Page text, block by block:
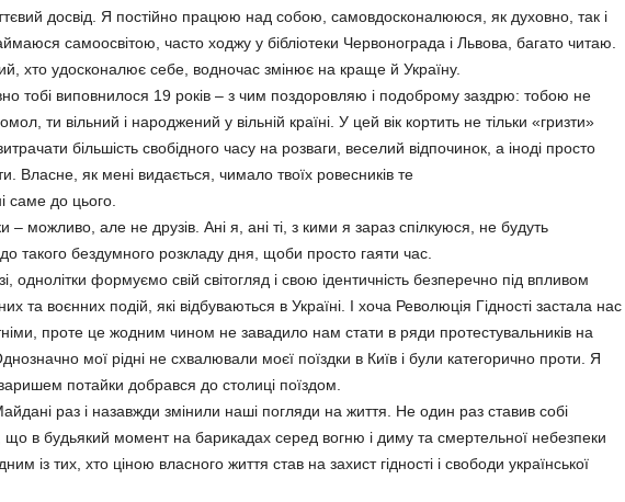
досвід. Я постійно працюю над собою, самовдосконалююся, як духовно, так і
самоосвітою, часто ходжу у бібліотеки Червонограда і Львова, багато читаю.
хто удосконалює себе, водночас змінює на краще й Україну.
тобі виповнилося 19 років – з чим поздоровляю і подоброму заздрю: тобою не
ти вільний і народжений у вільній країні. У цей вік кортить не тільки «гризти»
більшість свобідного часу на розваги, веселий відпочинок, а іноді просто
Власне, як мені видається, чимало твоїх ровесників те
саме до цього.
– можливо, але не друзів. Ані я, ані ті, з кими я зараз спілкуюся, не будуть
такого бездумного розкладу дня, щоби просто гаяти час.
однолітки формуємо свій світогляд і свою ідентичність безперечно під впливом
та воєнних подій, які відбуваються в Україні. І хоча Революція Гідності застала нас
проте це жодним чином не завадило нам стати в ряди протестувальників на
мої рідні не схвалювали моєї поїздки в Київ і були категорично проти. Я
потайки добрався до столиці поїздом.
раз і назавжди змінили наші погляди на життя. Не один раз ставив собі
що в будьякий момент на барикадах серед вогню і диму та смертельної небезпеки
із тих, хто ціною власного життя став на захист гідності і свободи української